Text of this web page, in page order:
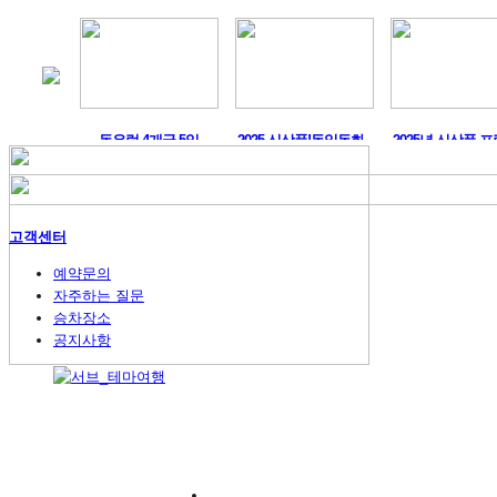
2025 신상품!독일동화.. 2025년 신상품 프
동유럽 4개국 5일
고객센터
예약문의
자주하는 질문
승차장소
공지사항